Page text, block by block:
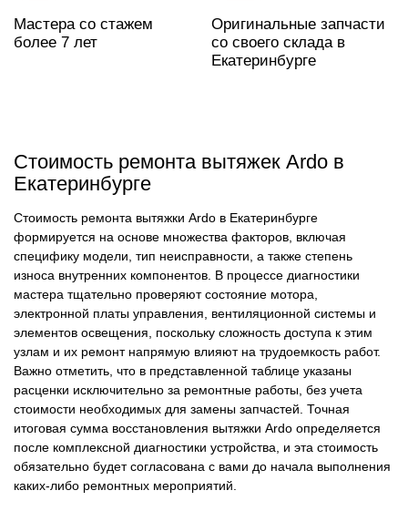
Мастера со стажем
более 7 лет
Оригинальные запчасти
со своего склада в
Екатеринбурге
Стоимость ремонта вытяжек Ardo в
Екатеринбурге
Стоимость ремонта вытяжки Ardo в Екатеринбурге
формируется на основе множества факторов, включая
специфику модели, тип неисправности, а также степень
износа внутренних компонентов. В процессе диагностики
мастера тщательно проверяют состояние мотора,
электронной платы управления, вентиляционной системы и
элементов освещения, поскольку сложность доступа к этим
узлам и их ремонт напрямую влияют на трудоемкость работ.
Важно отметить, что в представленной таблице указаны
расценки исключительно за ремонтные работы, без учета
стоимости необходимых для замены запчастей. Точная
итоговая сумма восстановления вытяжки Ardo определяется
после комплексной диагностики устройства, и эта стоимость
обязательно будет согласована с вами до начала выполнения
каких-либо ремонтных мероприятий.